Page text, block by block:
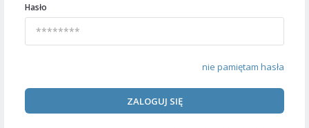
Hasło
nie pamiętam hasła
ZALOGUJ SIĘ